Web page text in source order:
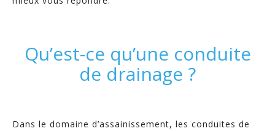
Qu’est-ce qu’une conduite
de drainage ?
Dans le domaine d’assainissement, les conduites de